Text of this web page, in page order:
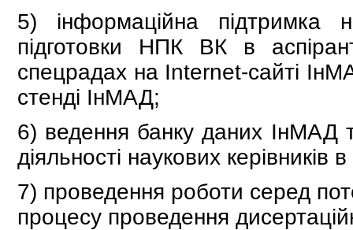
5) інформаційна підтримка
підготовки НПК ВК в
спецрадах на Internet-сайті
стенді ІнМАД;
6) ведення банку даних ІнМАД
діяльності наукових керівників
7) проведення роботи серед
процесу проведення